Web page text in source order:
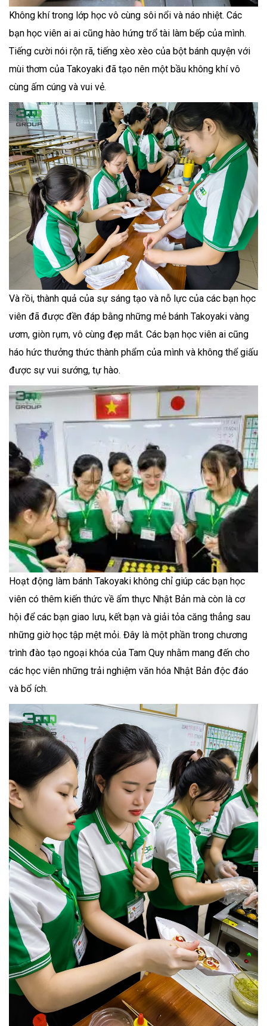
Không khí trong lớp học vô cùng sôi nổi và náo nhiệt. Các
bạn học viên ai ai cũng hào hứng trổ tài làm bếp của mình.
Tiếng cười nói rộn rã, tiếng xèo xèo của bột bánh quyện với
mùi thơm của Takoyaki đã tạo nên một bầu không khí vô
cùng ấm cúng và vui vẻ.
Và rồi, thành quả của sự sáng tạo và nỗ lực của các bạn học
viên đã được đền đáp bằng những mẻ bánh Takoyaki vàng
ươm, giòn rụm, vô cùng đẹp mắt. Các bạn học viên ai cũng
háo hức thưởng thức thành phẩm của mình và không thể giấu
được sự vui sướng, tự hào.
Hoạt động làm bánh Takoyaki không chỉ giúp các bạn học
viên có thêm kiến thức về ẩm thực Nhật Bản mà còn là cơ
hội để các bạn giao lưu, kết bạn và giải tỏa căng thẳng sau
những giờ học tập mệt mỏi. Đây là một phần trong chương
trình đào tạo ngoại khóa của Tam Quy nhằm mang đến cho
các học viên những trải nghiệm văn hóa Nhật Bản độc đáo
và bổ ích.